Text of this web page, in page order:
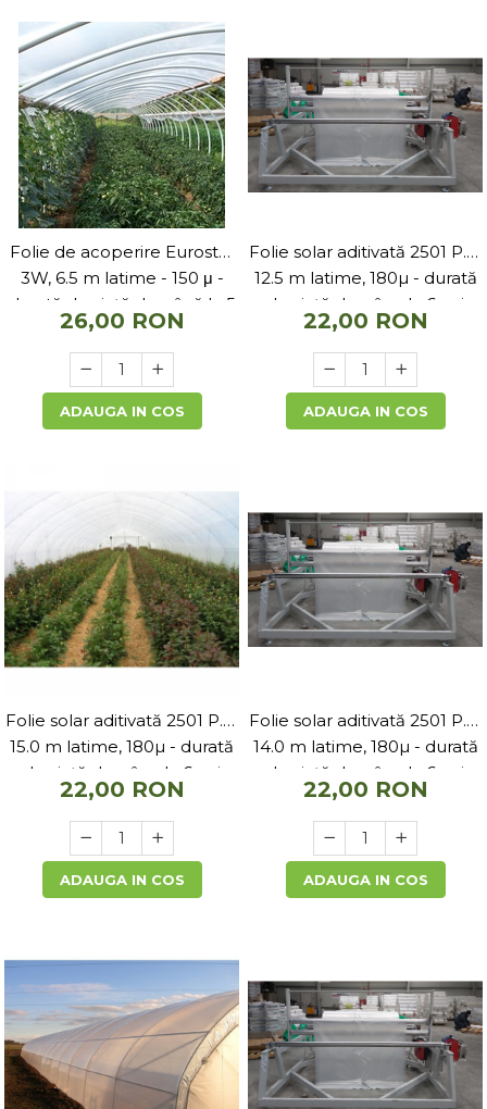
Folie de acoperire Eurostar
3W, 6.5 m latime - 150 μ -
durată de viață de până la 5
ani
26,00 RON
ADAUGA IN COS
Folie solar aditivată 2501 P.K.
12.5 m latime, 180µ - durată
de viață de pâna la 6 ani
22,00 RON
ADAUGA IN COS
Folie solar aditivată 2501 P.K.
15.0 m latime, 180µ - durată
de viață de pâna la 6 ani
22,00 RON
ADAUGA IN COS
Folie solar aditivată 2501 P.K.
14.0 m latime, 180µ - durată
de viață de pâna la 6 ani
22,00 RON
ADAUGA IN COS